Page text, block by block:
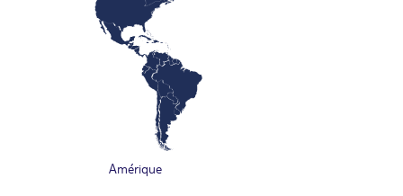
Amérique